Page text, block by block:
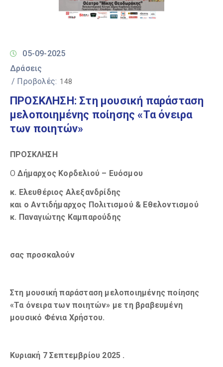
05-09-2025
Δράσεις
/ Προβολές: 148
ΠΡΟΣΚΛΗΣΗ: Στη μουσική παράσταση
μελοποιημένης ποίησης «Τα όνειρα
των ποιητών»
ΠΡΟΣΚΛΗΣΗ
ΟΔήμαρχος Κορδελιού – Ευόσμου
κ. Ελευθέριος Αλεξανδρίδης
και ο Αντιδήμαρχος Πολιτισμού & Εθελοντισμού
κ. Παναγιώτης Καμπαρούδης
σας προσκαλούν
Στη μουσική παράσταση μελοποιημένης ποίησης
«Τα όνειρα των ποιητών» με τη βραβευμένη
μουσικό Φένια Χρήστου.
Κυριακή 7 Σεπτεμβρίου 2025 .